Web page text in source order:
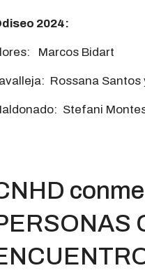
2024:
Marcos Bidart
Rossana Santos
Stefani